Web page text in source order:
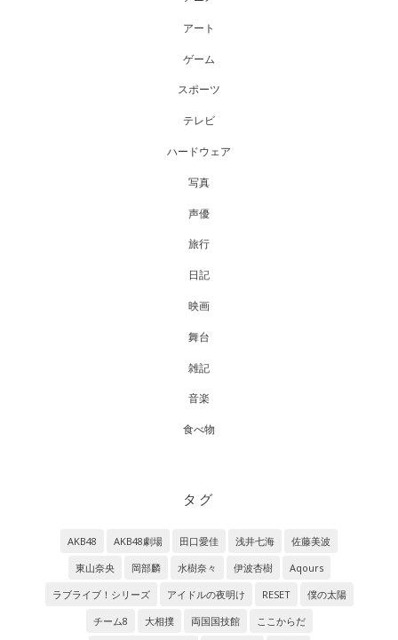
アート
ゲーム
スポーツ
テレビ
ハードウェア
写真
声優
旅行
日記
映画
舞台
雑記
音楽
食べ物
タグ
AKB48 AKB48劇場 田口愛佳 浅井七海
佐藤美波
東山奈央
岡部麟 水樹奈々 伊波杏樹
Aqours
ラブライブ！シリーズ
アイドルの夜明け RESET
僕の太陽
チーム8
大相撲 両国国技館
ここからだ